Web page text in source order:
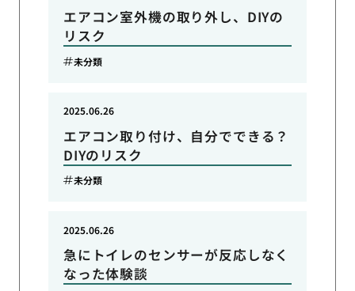
エアコン室外機の取り外し、DIYの
リスク
未分類
エアコン取り付け、自分でできる？
DIYのリスク
2025.06.26
未分類
急にトイレのセンサーが反応しなく
なった体験談
2025.06.26